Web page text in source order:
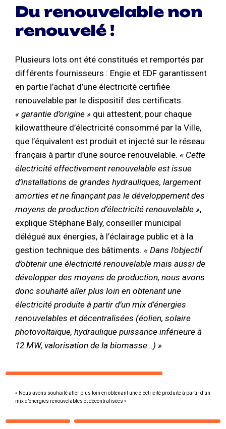
Du renouvelable non
renouvelé !
Plusieurs lots ont été constitués et remportés par
différents fournisseurs : Engie et EDF garantissent
en partie l’achat d’une électricité certifiée
renouvelable par le dispositif des certificats
« garantie d’origine » qui attestent, pour chaque
kilowattheure d’électricité consommé par la Ville,
que l’équivalent est produit et injecté sur le réseau
français à partir d’une source renouvelable. « Cette
électricité effectivement renouvelable est issue
d’installations de grandes hydrauliques, largement
amorties et ne finançant pas le développement des
moyens de production d’électricité renouvelable »,
explique Stéphane Baly, conseiller municipal
délégué aux énergies, à l’éclairage public et à la
gestion technique des bâtiments. « Dans l’objectif
d’obtenir une électricité renouvelable mais aussi de
développer des moyens de production, nous avons
donc souhaité aller plus loin en obtenant une
électricité produite à partir d’un mix d’énergies
renouvelables et décentralisées (éolien, solaire
photovoltaïque, hydraulique puissance inférieure à
12 MW, valorisation de la biomasse…) »
« Nous avons souhaité aller plus loin en obtenant une électricité produite à partir d’un
mix d’énergies renouvelables et décentralisées »